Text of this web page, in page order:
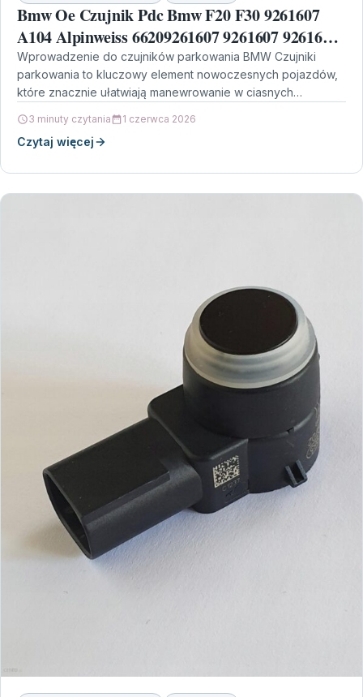
Bmw Oe Czujnik Pdc Bmw F20 F30 9261607
A104 Alpinweiss 66209261607 9261607 9261607
A104
Wprowadzenie do czujników parkowania BMW Czujniki
parkowania to kluczowy element nowoczesnych pojazdów,
które znacznie ułatwiają manewrowanie w ciasnych
3 minuty czytania 1 czerwca 2026
Czytaj więcej